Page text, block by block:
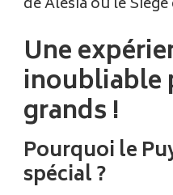
Une
inoubliable
grands !
Pourquoi le
spécial ?